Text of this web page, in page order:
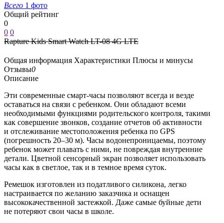
Всего 1 фото
Общий рейтинг
0
0 0
Rapture Kids Smart Watch LT-08 4G LTE
Общая информация Характеристики Плюсы и минусы
Отзывы0
Описание
Эти современные смарт-часы позволяют всегда и везде
оставаться на связи с ребенком. Они обладают всеми
необходимыми функциями родительского контроля, такими
как совершение звонков, создание отчетов об активности
и отслеживание местоположения ребенка по GPS
(погрешность 20–30 м). Часы водонепроницаемы, поэтому
ребенок может плавать с ними, не повреждая внутренние
детали. Цветной сенсорный экран позволяет использовать
часы как в светлое, так и в темное время суток.
Ремешок изготовлен из податливого силикона, легко
настраивается по желанию заказчика и оснащен
высококачественной застежкой. Даже самые буйные дети
не потеряют свои часы в школе.